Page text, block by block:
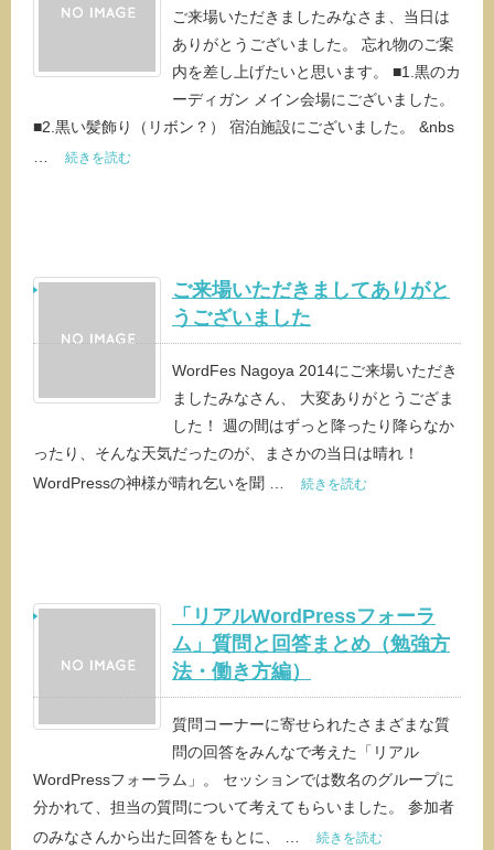
ご来場いただきましたみなさま、当日は
ありがとうございました。 忘れ物のご案
内を差し上げたいと思います。 ■1.黒のカ
ーディガン メイン会場にございました。
■2.黒い髪飾り（リボン？） 宿泊施設にございました。 &nbs
続きを読む
ご来場いただきましてありがと
うございました
WordFes Nagoya 2014にご来場いただき
ましたみなさん、 大変ありがとうござま
した！ 週の間はずっと降ったり降らなか
ったり、そんな天気だったのが、まさかの当日は晴れ！
WordPressの神様が晴れ乞いを聞 …
続きを読む
「リアルWordPressフォーラ
ム」質問と回答まとめ（勉強方
法・働き方編）
質問コーナーに寄せられたさまざまな質
問の回答をみんなで考えた「リアル
WordPressフォーラム」。 セッションでは数名のグループに
分かれて、担当の質問について考えてもらいました。 参加者
のみなさんから出た回答をもとに、 …
続きを読む